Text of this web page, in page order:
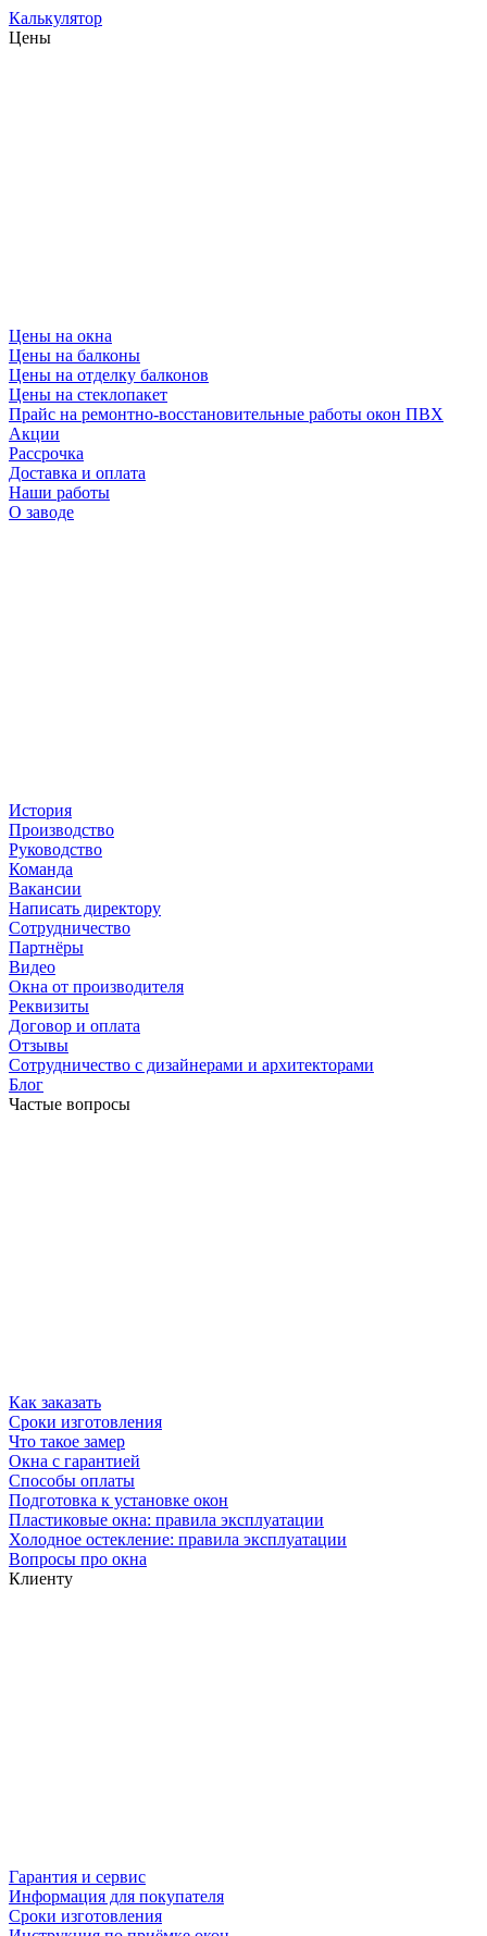
Калькулятор
Цены
Цены на окна
Цены на балконы
Цены на отделку балконов
Цены на стеклопакет
Прайс на ремонтно-восстановительные работы окон ПВХ
Акции
Рассрочка
Доставка и оплата
Наши работы
О заводе
История
Производство
Руководство
Команда
Вакансии
Написать директору
Сотрудничество
Партнёры
Видео
Окна от производителя
Реквизиты
Договор и оплата
Отзывы
Сотрудничество с дизайнерами и архитекторами
Блог
Частые вопросы
Как заказать
Сроки изготовления
Что такое замер
Окна с гарантией
Способы оплаты
Подготовка к установке окон
Пластиковые окна: правила эксплуатации
Холодное остекление: правила эксплуатации
Вопросы про окна
Клиенту
Гарантия и сервис
Информация для покупателя
Сроки изготовления